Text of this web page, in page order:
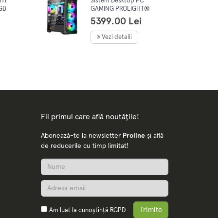
GAMING PROLIGHT®
Procesor Intel® i5-
12400F 4.4GHz, 32GB
RAM DDR4, 1TB SSD,
VIDEO Nvidia RTX 5060
5399.00 Lei
Vezi detalii
Fii primul care află noutățile!
Abonează-te la newsletter Prolineși află
de reducerile cu timp limitat!
Am luat la cunoștință RGPD Trimite